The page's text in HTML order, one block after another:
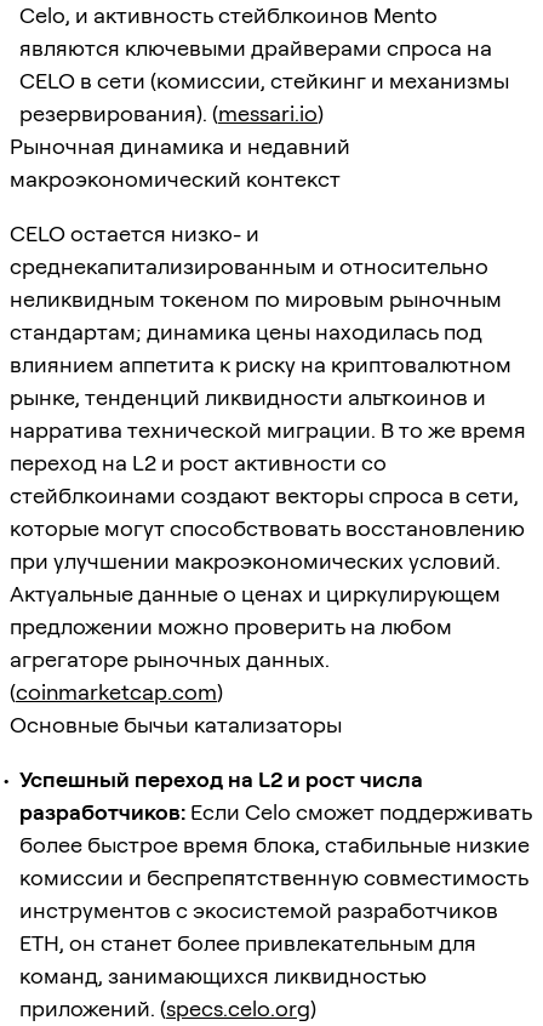
Celo, и активность стейблкоинов Mento
являются ключевыми драйверами спроса на
CELO в сети (комиссии, стейкинг и механизмы
резервирования). (messari.io)
Рыночная динамика и недавний
макроэкономический контекст
CELO остается низко- и
среднекапитализированным и относительно
неликвидным токеном по мировым рыночным
стандартам; динамика цены находилась под
влиянием аппетита к риску на криптовалютном
рынке, тенденций ликвидности альткоинов и
нарратива технической миграции. В то же время
переход на L2 и рост активности со
стейблкоинами создают векторы спроса в сети,
которые могут способствовать восстановлению
при улучшении макроэкономических условий.
Актуальные данные о ценах и циркулирующем
предложении можно проверить на любом
агрегаторе рыночных данных.
(coinmarketcap.com)
Основные бычьи катализаторы
Успешный переход на L2 и рост числа
разработчиков: Если Celo сможет поддерживать
более быстрое время блока, стабильные низкие
комиссии и беспрепятственную совместимость
инструментов с экосистемой разработчиков
ETH, он станет более привлекательным для
команд, занимающихся ликвидностью
приложений. (specs.celo.org)